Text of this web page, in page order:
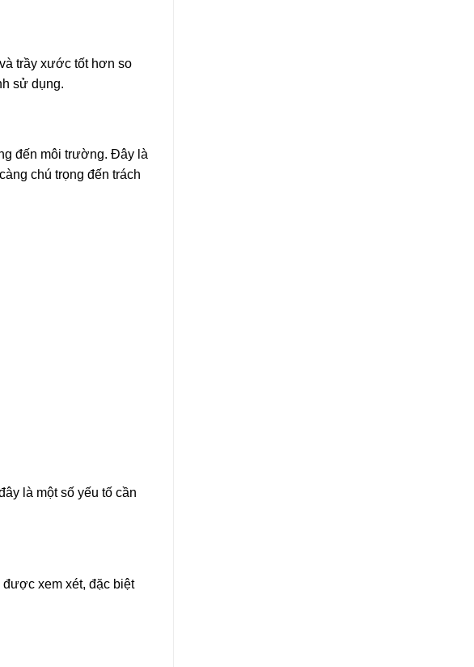
trầy xước tốt hơn so
sử dụng.
đến môi trường. Đây là
chú trọng đến trách
là một số yếu tố cần
được xem xét, đặc biệt